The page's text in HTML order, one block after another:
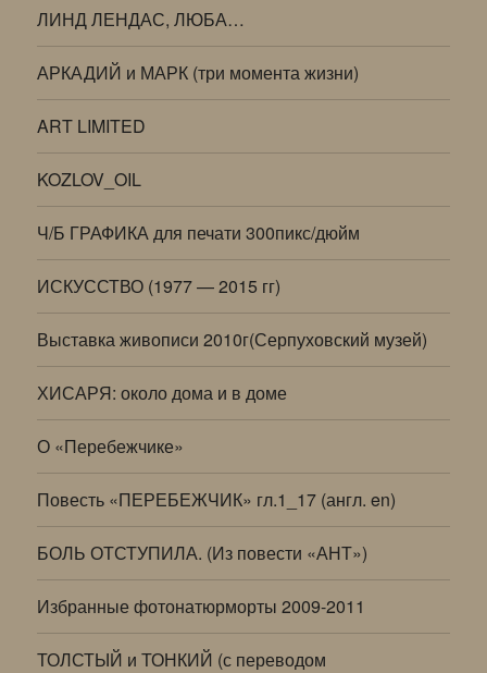
ЛИНД ЛЕНДАС, ЛЮБА…
АРКАДИЙ и МАРК (три момента жизни)
ART LIMITED
KOZLOV_OIL
Ч/Б ГРАФИКА для печати 300пикс/дюйм
ИСКУССТВО (1977 — 2015 гг)
Выставка живописи 2010г(Серпуховский музей)
ХИСАРЯ: около дома и в доме
О «Перебежчике»
Повесть «ПЕРЕБЕЖЧИК» гл.1_17 (англ. en)
БОЛЬ ОТСТУПИЛА. (Из повести «АНТ»)
Избранные фотонатюрморты 2009-2011
ТОЛСТЫЙ и ТОНКИЙ (с переводом